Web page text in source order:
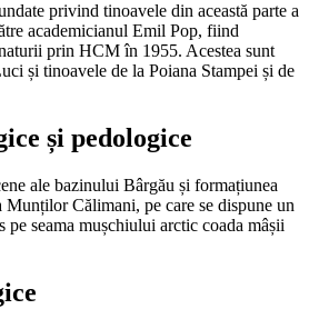
privind tinoavele din această parte a
academicianul Emil Pop, fiind
prin HCM în 1955. Acestea sunt
și tinoavele de la Poiana Stampei și de
și pedologice
ale bazinului Bârgău și formațiunea
Munților Călimani, pe care se dispune un
pe seama mușchiului arctic coada mâșii